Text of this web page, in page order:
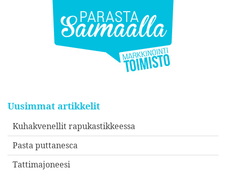
Uusimmat artikkelit
Kuhakvenellit rapukastikkeessa
Pasta puttanesca
Tattimajoneesi